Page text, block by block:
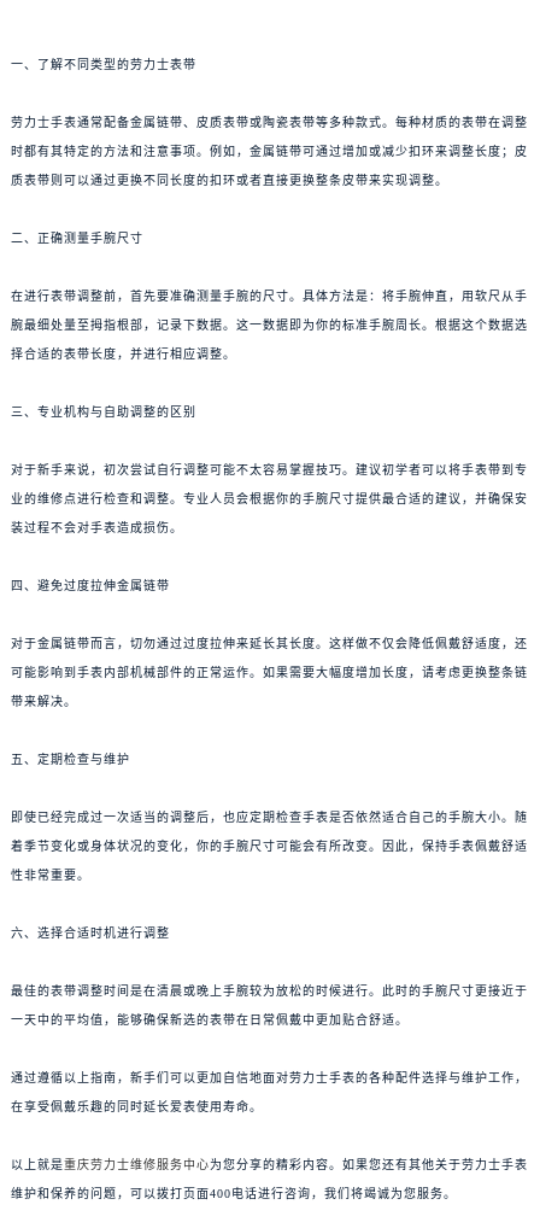
一、了解不同类型的劳力士表带
劳力士手表通常配备金属链带、皮质表带或陶瓷表带等多种款式。每种材质的表带在调整
时都有其特定的方法和注意事项。例如，金属链带可通过增加或减少扣环来调整长度；皮
质表带则可以通过更换不同长度的扣环或者直接更换整条皮带来实现调整。
二、正确测量手腕尺寸
在进行表带调整前，首先要准确测量手腕的尺寸。具体方法是：将手腕伸直，用软尺从手
腕最细处量至拇指根部，记录下数据。这一数据即为你的标准手腕周长。根据这个数据选
择合适的表带长度，并进行相应调整。
三、专业机构与自助调整的区别
对于新手来说，初次尝试自行调整可能不太容易掌握技巧。建议初学者可以将手表带到专
业的维修点进行检查和调整。专业人员会根据你的手腕尺寸提供最合适的建议，并确保安
装过程不会对手表造成损伤。
四、避免过度拉伸金属链带
对于金属链带而言，切勿通过过度拉伸来延长其长度。这样做不仅会降低佩戴舒适度，还
可能影响到手表内部机械部件的正常运作。如果需要大幅度增加长度，请考虑更换整条链
带来解决。
五、定期检查与维护
即使已经完成过一次适当的调整后，也应定期检查手表是否依然适合自己的手腕大小。随
着季节变化或身体状况的变化，你的手腕尺寸可能会有所改变。因此，保持手表佩戴舒适
性非常重要。
六、选择合适时机进行调整
最佳的表带调整时间是在清晨或晚上手腕较为放松的时候进行。此时的手腕尺寸更接近于
一天中的平均值，能够确保新选的表带在日常佩戴中更加贴合舒适。
通过遵循以上指南，新手们可以更加自信地面对劳力士手表的各种配件选择与维护工作，
在享受佩戴乐趣的同时延长爱表使用寿命。
以上就是重庆劳力士维修服务中心为您分享的精彩内容。如果您还有其他关于劳力士手表
维护和保养的问题，可以拨打页面400电话进行咨询，我们将竭诚为您服务。